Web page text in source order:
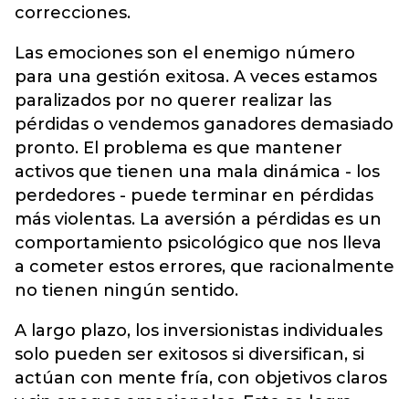
correcciones.
Las emociones son el enemigo número
para una gestión exitosa. A veces estamos
paralizados por no querer realizar las
pérdidas o vendemos ganadores demasiado
pronto. El problema es que mantener
activos que tienen una mala dinámica - los
perdedores - puede terminar en pérdidas
más violentas. La aversión a pérdidas es un
comportamiento psicológico que nos lleva
a cometer estos errores, que racionalmente
no tienen ningún sentido.
A largo plazo, los inversionistas individuales
solo pueden ser exitosos si diversifican, si
actúan con mente fría, con objetivos claros